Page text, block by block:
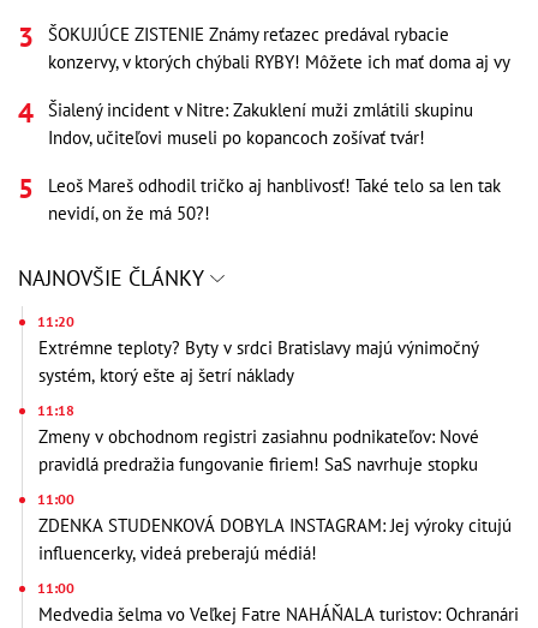
ŠOKUJÚCE ZISTENIE Známy reťazec predával rybacie
konzervy, v ktorých chýbali RYBY! Môžete ich mať doma aj vy
Šialený incident v Nitre: Zakuklení muži zmlátili skupinu
Indov, učiteľovi museli po kopancoch zošívať tvár!
Leoš Mareš odhodil tričko aj hanblivosť! Také telo sa len tak
nevidí, on že má 50?!
NAJNOVŠIE ČLÁNKY
11:20
Extrémne teploty? Byty v srdci Bratislavy majú výnimočný
systém, ktorý ešte aj šetrí náklady
11:18
Zmeny v obchodnom registri zasiahnu podnikateľov: Nové
pravidlá predražia fungovanie firiem! SaS navrhuje stopku
11:00
ZDENKA STUDENKOVÁ DOBYLA INSTAGRAM: Jej výroky citujú
influencerky, videá preberajú médiá!
11:00
Medvedia šelma vo Veľkej Fatre NAHÁŇALA turistov: Ochranári